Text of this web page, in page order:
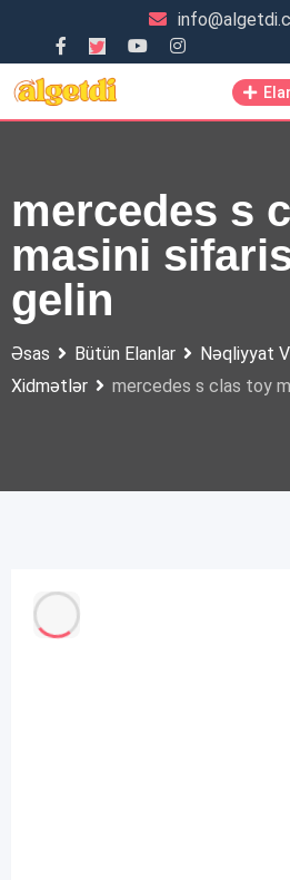
content
mercedes s
masini
gelin
Əsas Bütün Elanlar Nəqliyyat
Xidmətlər
mercedes s clas toy